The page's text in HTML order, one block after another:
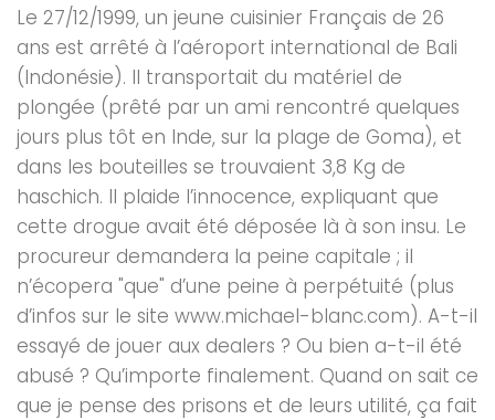
Le 27/12/1999, un jeune cuisinier Français de 26
ans est arrêté à l’aéroport international de Bali
(Indonésie). Il transportait du matériel de
plongée (prêté par un ami rencontré quelques
jours plus tôt en Inde, sur la plage de Goma), et
dans les bouteilles se trouvaient 3,8 Kg de
haschich. Il plaide l’innocence, expliquant que
cette drogue avait été déposée là à son insu. Le
procureur demandera la peine capitale ; il
n’écopera "que" d’une peine à perpétuité (plus
d’infos sur le site www.michael-blanc.com). A-t-il
essayé de jouer aux dealers ? Ou bien a-t-il été
abusé ? Qu’importe finalement. Quand on sait ce
que je pense des prisons et de leurs utilité, ça fait